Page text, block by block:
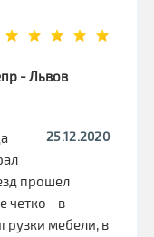
- Львов
25.12.2020
прошел
четко - в
мебели, в